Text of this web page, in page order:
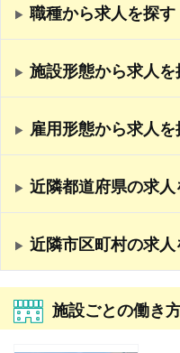
職種から求人を探す
施設形態から求人を
雇用形態から求人を
近隣都道府県の求
近隣市区町村の求
施設ごとの働き